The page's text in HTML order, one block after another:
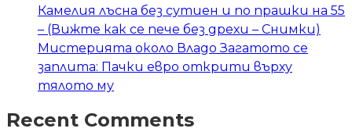
Камелия лъсна без сутиен и по прашки на 55
– (Вижте как се пече без дрехи – Снимки)
Мистерията около Владо Загатото се
заплита: Пачки евро открити върху
тялото му
Recent Comments